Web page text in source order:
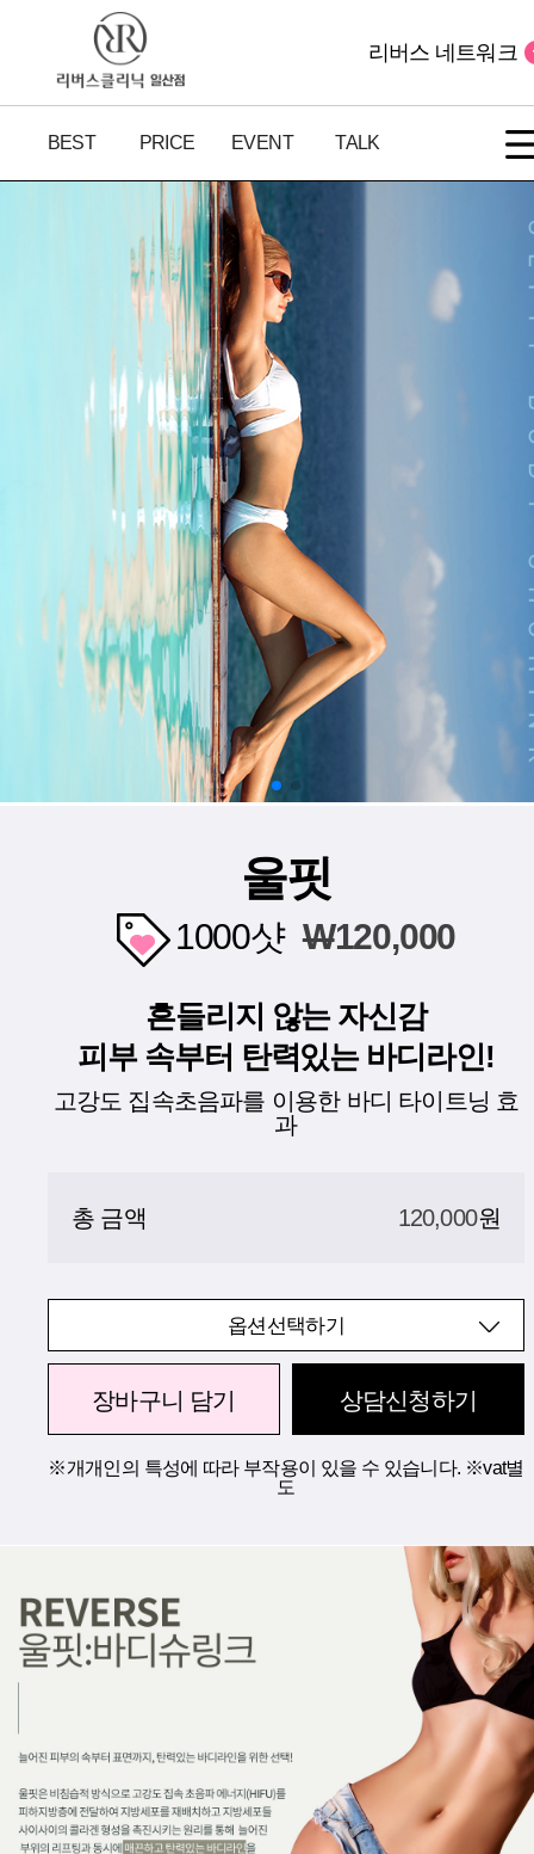
BEST PRICE EVENT TALK
리버스 네트워크
울핏
1000샷 W120,000
흔들리지 않는 자신감
피부 속부터 탄력있는 바디라인!
고강도 집속초음파를 이용한 바디 타이트닝 효
과
총 금액 120,000원
옵션선택하기
장바구니 담기 상담신청하기
※개개인의 특성에 따라 부작용이 있을 수 있습니다. ※vat별
도